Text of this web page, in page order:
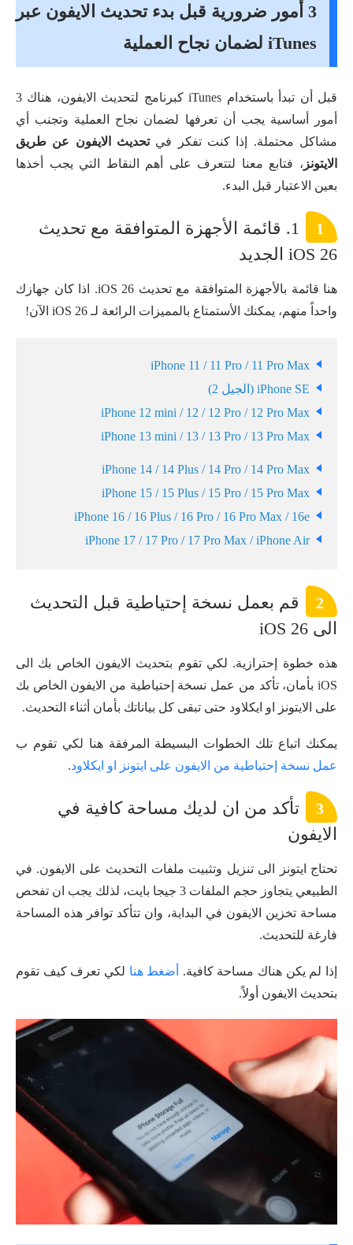
3 أمور ضرورية قبل بدء تحديث الايفون عبر
iTunes لضمان نجاح العملية
قبل أن تبدأ باستخدام iTunes كبرنامج لتحديث الايفون، هناك 3
أمور أساسية يجب أن تعرفها لضمان نجاح العملية وتجنب أي
مشاكل محتملة. إذا كنت تفكر فيتحديث الايفون عن طريق
الايتونز ، فتابع معنا لتتعرف على أهم النقاط التي يجب أخذها
بعين الاعتبار قبل البدء.
1
1. قائمة الأجهزة المتوافقة مع تحديث
iOS 26 الجديد
هنا قائمة بالأجهزة المتوافقة مع تحديث iOS 26. اذا كان جهازك
واحداً منهم، يمكنك الأستمتاع بالمميزات الرائعة لـ iOS 26 الآن!
iPhone 11 / 11 Pro / 11 Pro Max
iPhone SE (الجيل 2)
iPhone 12 mini / 12 / 12 Pro / 12 Pro Max
iPhone 13 mini / 13 / 13 Pro / 13 Pro Max
iPhone 14 / 14 Plus / 14 Pro / 14 Pro Max
iPhone 15 / 15 Plus / 15 Pro / 15 Pro Max
iPhone 16 / 16 Plus / 16 Pro / 16 Pro Max / 16e
iPhone 17 / 17 Pro / 17 Pro Max / iPhone Air
2
قم بعمل نسخة إحتياطية قبل التحديث
الى iOS 26
هذه خطوة إحترازية. لكي تقوم بتحديث الايفون الخاص بك الى
iOS بأمان، تأكد من عمل نسخة إحتياطية من الايفون الخاص بك
على الايتونز او ايكلاود حتى تبقى كل بياناتك بأمان أثناء التحديث.
يمكنك اتباع تلك الخطوات البسيطة المرفقة هنا لكي تقوم ب
عمل نسخة إحتياطية من الايفون على ايتونز او ايكلاود.
3
تأكد من ان لديك مساحة كافية في
الايفون
تحتاج ايتونز الى تنزيل وتثبيت ملفات التحديث على الايفون. في
الطبيعي يتجاوز حجم الملفات 3 جيجا بايت، لذلك يجب ان تفحص
مساحة تخزين الايفون في البداية، وان تتأكد توافر هذه المساحة
فارغة للتحديث.
إذا لم يكن هناك مساحة كافية. أضغط هنا لكي تعرف كيف تقوم
بتحديث الايفون أولاً.